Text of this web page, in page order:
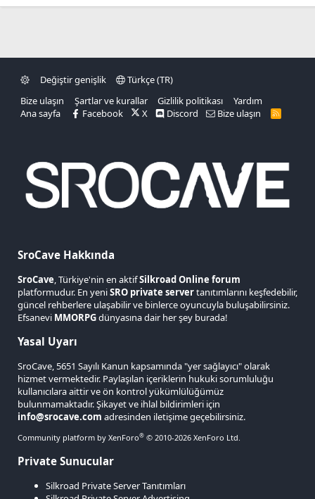
Değiştir genişlik
Türkçe (TR)
Bize ulaşın
Şartlar ve kurallar Gizlilik politikası
Yardım
Ana sayfa
Facebook X Discord Bize ulaşın
R
SroCave Hakkında
SroCave, Türkiye'nin en aktifSilkroad Online forum
platformudur. En yeniSRO private servertanıtımlarını keşfedebilir,
güncel rehberlere ulaşabilir ve binlerce oyuncuyla buluşabilirsiniz.
Efsanevi MMORPGdünyasına dair her şey burada!
Yasal Uyarı
SroCave, 5651 Sayılı Kanun kapsamında "yer sağlayıcı" olarak
hizmet vermektedir. Paylaşılan içeriklerin hukuki sorumluluğu
kullanıcılara aittir ve ön kontrol yükümlülüğümüz
bulunmamaktadır. Şikayet ve ihlal bildirimleri için
info@srocave.com adresinden iletişime geçebilirsiniz.
Community platform by XenForo® © 2010-2026 XenForo Ltd.
Private Sunucular
Silkroad Private Server Tanıtımları